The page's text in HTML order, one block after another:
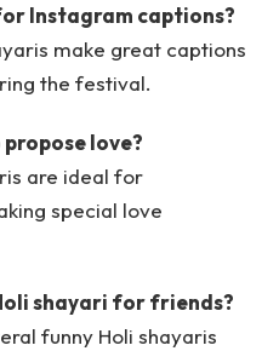
Instagram captions?
make great captions
the festival.
love?
are ideal for
special love
shayari for friends?
funny Holi shayaris